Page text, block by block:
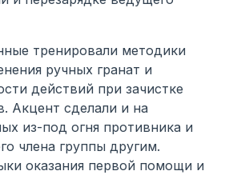
тренировали методики
ручных гранат и
действий при зачистке
Акцент сделали и на
из-под огня противника и
члена группы другим.
оказания первой помощи и